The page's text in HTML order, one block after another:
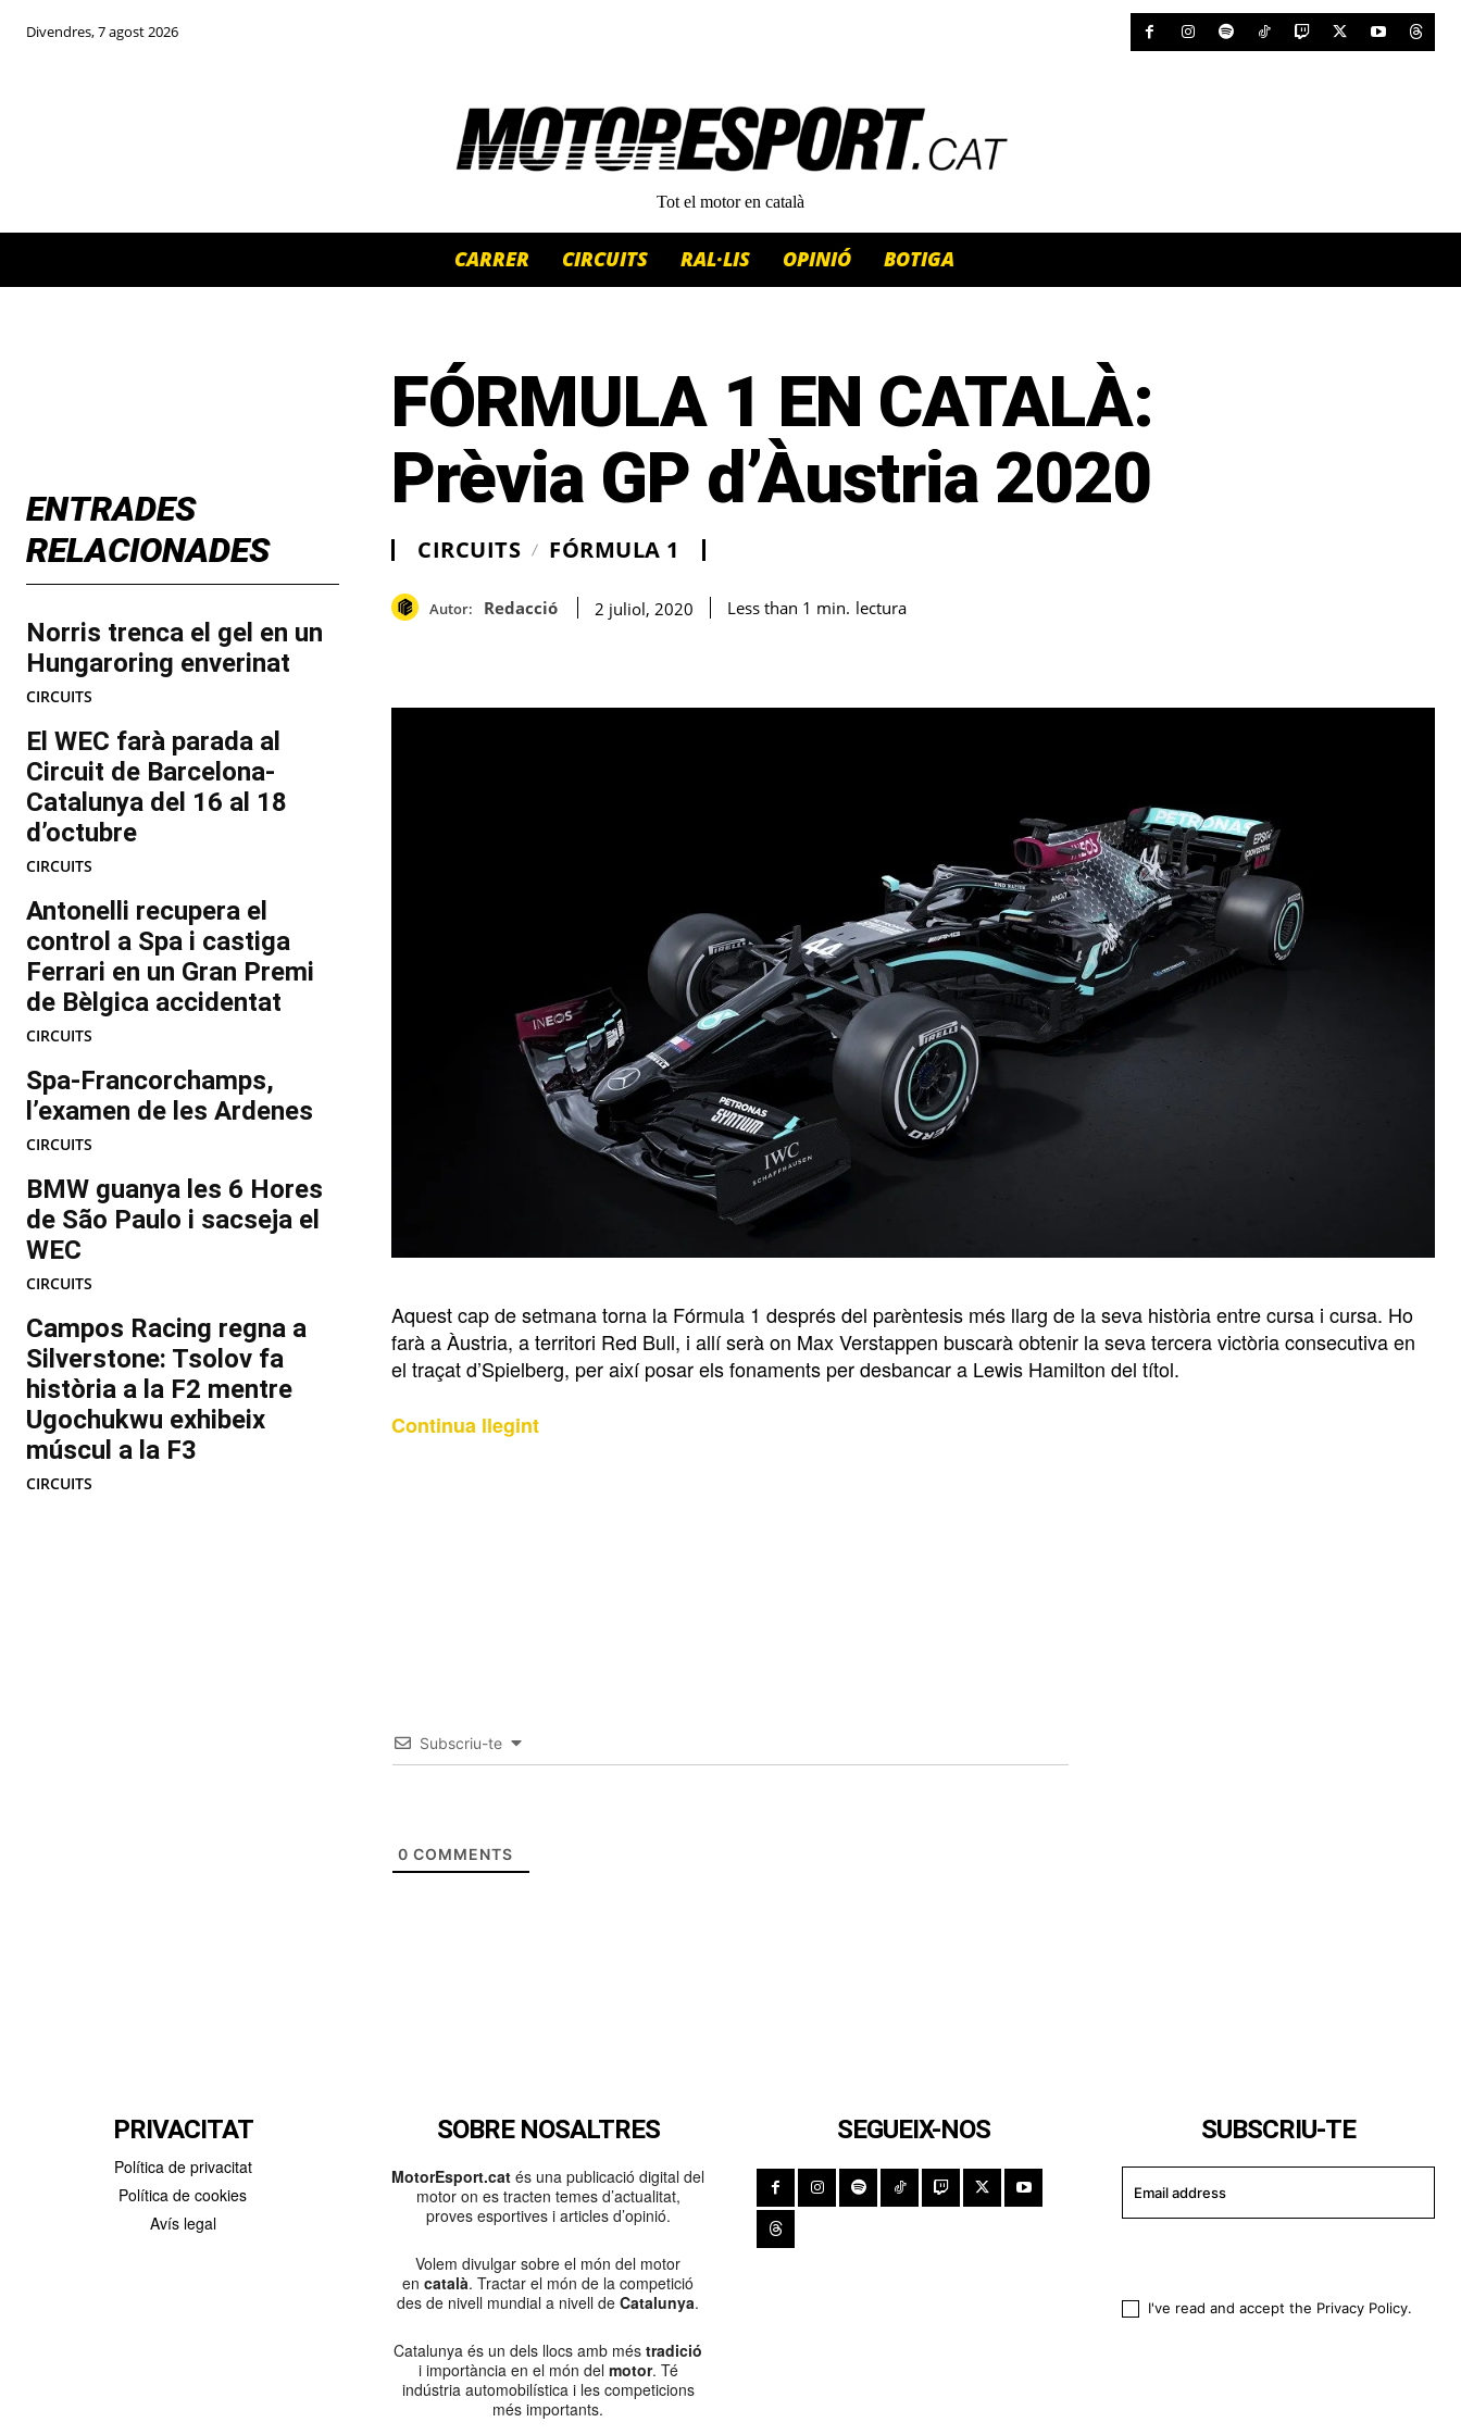
Divendres, 7 agost 2026
Tot el motor en català
CARRER CIRCUITS RAL·LIS OPINIÓ BOTIGA
ENTRADES
RELACIONADES
Norris trenca el gel en un
Hungaroring enverinat
CIRCUITS
El WEC farà parada al
Circuit de Barcelona-
Catalunya del 16 al 18
d’octubre
CIRCUITS
Antonelli recupera el
control a Spa i castiga
Ferrari en un Gran Premi
de Bèlgica accidentat
CIRCUITS
Spa-Francorchamps,
l’examen de les Ardenes
CIRCUITS
BMW guanya les 6 Hores
de São Paulo i sacseja el
WEC
CIRCUITS
Campos Racing regna a
Silverstone: Tsolov fa
història a la F2 mentre
Ugochukwu exhibeix
múscul a la F3
CIRCUITS
FÓRMULA 1 EN CATALÀ:
Prèvia GP d’Àustria 2020
CIRCUITS FÓRMULA 1
Autor: Redacció 2 juliol, 2020 Less than 1 min. lectura
Aquest cap de setmana torna la Fórmula 1 després del parèntesis més llarg de la seva història entre cursa i cursa. Ho
farà a Àustria, a territori Red Bull, i allí serà on Max Verstappen buscarà obtenir la seva tercera victòria consecutiva en
el traçat d’Spielberg, per així posar els fonaments per desbancar a Lewis Hamilton del títol.
Continua llegint
Subscriu-te
0 COMMENTS
PRIVACITAT
Política de privacitat
Política de cookies
Avís legal
SOBRE NOSALTRES
MotorEsport.cat és una publicació digital del
motor on es tracten temes d’actualitat,
proves esportives i articles d’opinió.
Volem divulgar sobre el món del motor
en català. Tractar el món de la competició
des de nivell mundial a nivell de Catalunya.
Catalunya és un dels llocs amb més tradició
i importància en el món del motor. Té
indústria automobilística i les competicions
més importants.
SEGUEIX-NOS SUBSCRIU-TE
I've read and accept the Privacy Policy.